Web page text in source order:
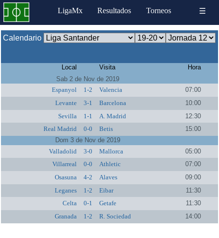
LigaMx Resultados Torneos ☰
Calendario
Local Visita
Hora
Sab 2 de Nov de 2019
Espanyol
1-2 Valencia
07:00
Levante
3-1 Barcelona
10:00
Sevilla
1-1 A. Madrid
12:30
Real Madrid
0-0 Betis
15:00
Dom 3 de Nov de 2019
Valladolid
3-0 Mallorca
05:00
Villarreal
0-0 Athletic
07:00
Osasuna
4-2 Alaves
09:00
Leganes
1-2 Eibar
11:30
Celta
0-1 Getafe
11:30
Granada
1-2 R. Sociedad 14:00